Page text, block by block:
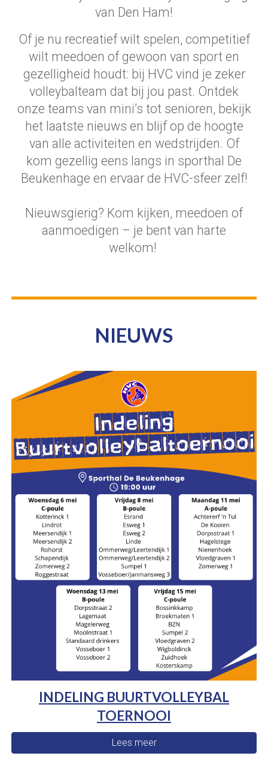
van Den Ham!
Of je nu recreatief wilt spelen, competitief
wilt meedoen of gewoon van sport en
gezelligheid houdt: bij HVC vind je zeker
volleybalteam dat bij jou past. Ontdek
onze teams van mini’s tot senioren, bekijk
het laatste nieuws en blijf op de hoogte
van alle activiteiten en wedstrijden. Of
kom gezellig eens langs in sporthal De
Beukenhage en ervaar de HVC-sfeer zelf!
Nieuwsgierig? Kom kijken, meedoen of
aanmoedigen – je bent van harte
welkom!
NIEUWS
INDELING BUURTVOLLEYBAL
TOERNOOI
Lees meer